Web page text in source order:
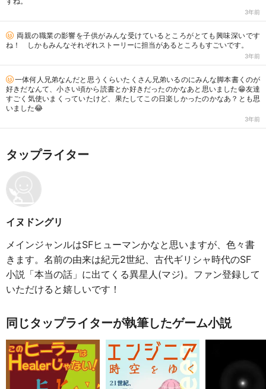
3年前
両親の職業の影響を子供がみんな受けているところがとても興味深いです
ね！ しかもみんなそれぞれストーリーに担当があるところもすごいです。
3年前
一体何人兄弟なんだと思うくらいたくさん兄弟いるのにみんな脚本書くのが
好きだなんて、小さい頃から読書とか好きだったのかなあと思いました😁友達
すごく気使いまくっていたけど、果たしてこの日楽しかったのかなあ？とも思
いました😂
3年前
タップライター
イヌドングリ
メインジャンルはSFヒューマンかなと思いますが、色々書
きます。名前の由来は紀元2世紀、古代ギリシャ時代のSF
小説「本当の話」に出てくる異星人(マジ)。ファン登録して
いただけると嬉しいです！
同じタップライターが執筆したゲーム小説